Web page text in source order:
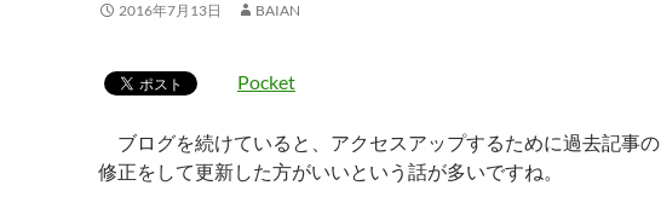
2016年7月13日 BAIAN
Pocket
ブログを続けていると、アクセスアップするために過去記事の
修正をして更新した方がいいという話が多いですね。